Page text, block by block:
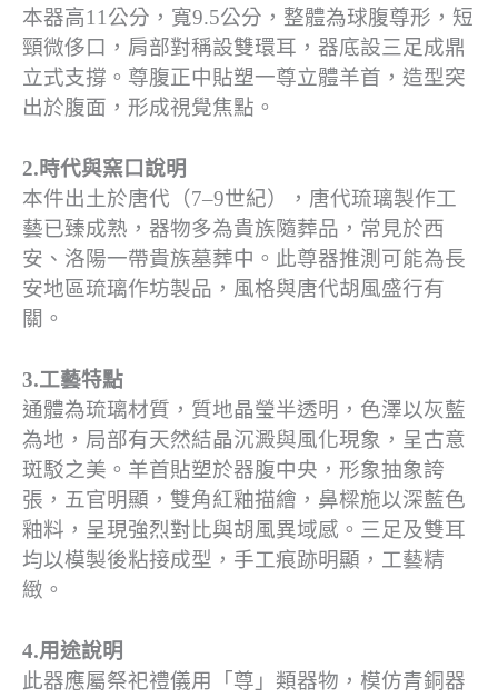
本器高11公分，寬9.5公分，整體為球腹尊形，短
頸微侈口，肩部對稱設雙環耳，器底設三足成鼎
立式支撐。尊腹正中貼塑一尊立體羊首，造型突
出於腹面，形成視覺焦點。
2.時代與窯口說明
本件出土於唐代（7–9世紀），唐代琉璃製作工
藝已臻成熟，器物多為貴族隨葬品，常見於西
安、洛陽一帶貴族墓葬中。此尊器推測可能為長
安地區琉璃作坊製品，風格與唐代胡風盛行有
關。
3.工藝特點
通體為琉璃材質，質地晶瑩半透明，色澤以灰藍
為地，局部有天然結晶沉澱與風化現象，呈古意
斑駁之美。羊首貼塑於器腹中央，形象抽象誇
張，五官明顯，雙角紅釉描繪，鼻樑施以深藍色
釉料，呈現強烈對比與胡風異域感。三足及雙耳
均以模製後粘接成型，手工痕跡明顯，工藝精
緻。
4.用途說明
此器應屬祭祀禮儀用「尊」類器物，模仿青銅器